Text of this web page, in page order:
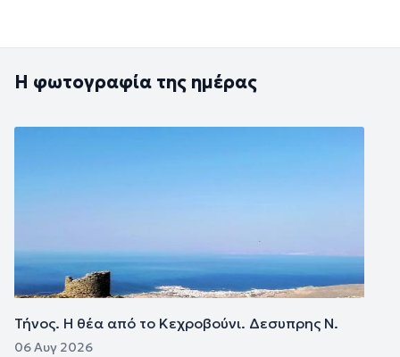
Η φωτογραφία της ημέρας
Τήνος. Η θέα από το Κεχροβούνι. Δεσυπρης Ν.
06 Αυγ 2026